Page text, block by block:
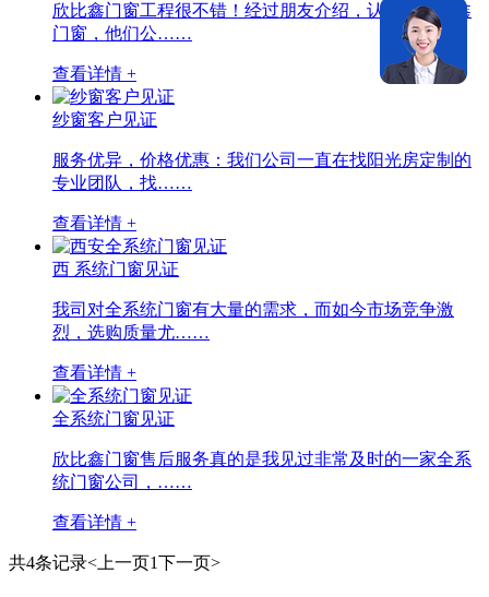
欣比鑫门窗工程很不错！经过朋友介绍，认识了欣比鑫
门窗，他们公……
查看详情 +
纱窗客户见证
服务优异，价格优惠：我们公司一直在找阳光房定制的
专业团队，找……
查看详情 +
西 系统门窗见证
我司对全系统门窗有大量的需求，而如今市场竞争激
烈，选购质量尤……
查看详情 +
全系统门窗见证
欣比鑫门窗售后服务真的是我见过非常及时的一家全系
统门窗公司，……
查看详情 +
共4条记录<上一页1下一页>